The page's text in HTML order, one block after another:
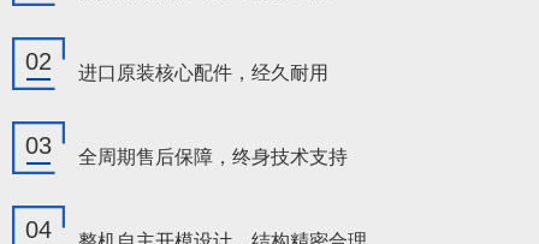
02 进口原装核心配件，经久耐用
03 全周期售后保障，终身技术支持
04